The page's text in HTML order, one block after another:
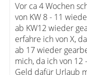
Vor ca 4 Wochen
von KW 8 - 11
ab KW12 wieder
erfahre ich von X,
ab 17 wieder
mich, da ich von
Geld dafür Urlaub